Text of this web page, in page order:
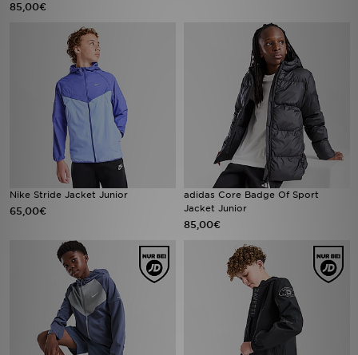
85,00€
Nike Stride Jacket Junior
65,00€
adidas Core Badge Of Sport
Jacket Junior
85,00€